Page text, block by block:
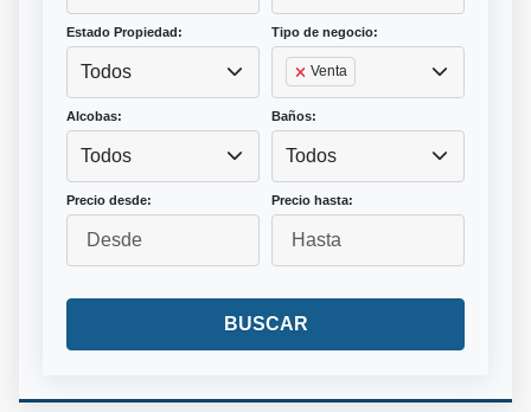
Estado Propiedad:
Todos
Tipo de negocio:
Venta
Alcobas:
Todos
Baños:
Todos
Precio desde: Precio hasta:
BUSCAR